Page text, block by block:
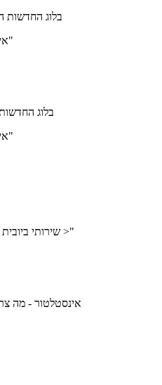
בלוג החדשות
"
בלוג החדשות
"
שירותי ביובית בתל אביב – א.א.ר >"
אינסטלטור - מה